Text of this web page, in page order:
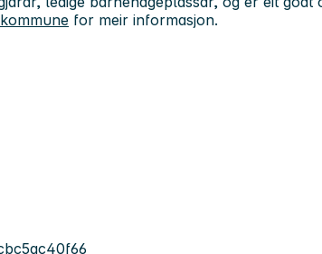
for meir informasjon.